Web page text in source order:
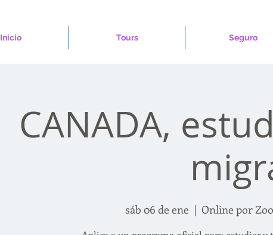
Inicio Tours Seguro
CANADA,
sáb 06 de ene
  |
Online por